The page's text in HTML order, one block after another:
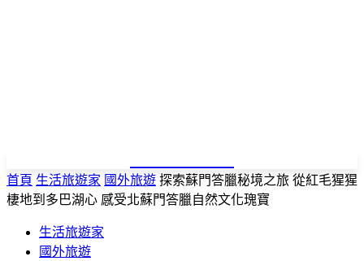
首頁 生活旅遊家 國外旅遊 探索蘇門答臘秘境之旅 從紅毛猩猩
棲地到多巴湖心 感受北蘇門答臘自然文化瑰寶
生活旅遊家
國外旅遊